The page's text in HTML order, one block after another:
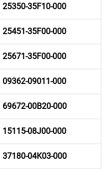
25350-35F10-000
25451-35F00-000
25671-35F00-000
09362-09011-000
69672-00B20-000
15115-08J00-000
37180-04K03-000